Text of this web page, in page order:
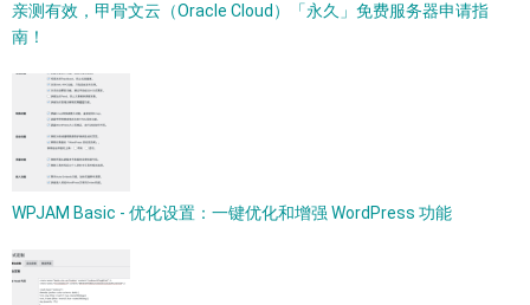
亲测有效，甲骨文云（Oracle Cloud）「永久」免费服务器申请指
南！
WPJAM Basic - 优化设置：一键优化和增强 WordPress 功能